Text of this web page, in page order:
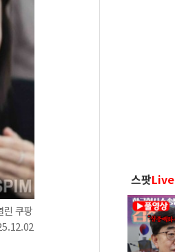
린 쿠팡
스팟Live